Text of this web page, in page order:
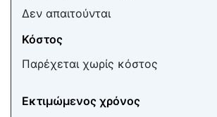
Δεν απαιτούνται
Κόστος
Παρέχεται χωρίς κόστος
Εκτιμώμενος χρόνος